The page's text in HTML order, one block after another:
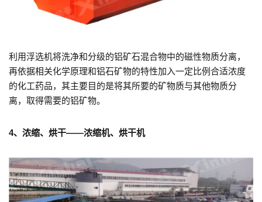
利用浮选机将洗净和分级的铝矿石混合物中的磁性物质分离，
再依据相关化学原理和铝石矿物的特性加入一定比例合适浓度
的化工药品，其主要目的是将其所要的矿物质与其他物质分
离，取得需要的铝矿物。
4、浓缩、烘干——浓缩机、烘干机